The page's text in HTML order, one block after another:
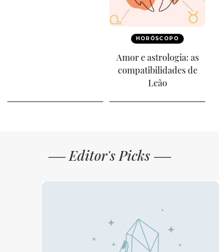
HORÓSCOPO
Amor e astrologia: as
compatibilidades de
Leão
Editor's Picks